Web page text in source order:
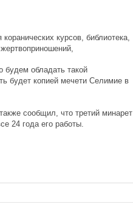
курсов, библиотека,
обладать такой
будет копией мечети Селимие в
сообщил, что третий минарет
24 года его работы.